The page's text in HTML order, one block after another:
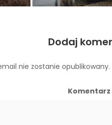
Dodaj
nie zostanie opublikowany.
Komentarz